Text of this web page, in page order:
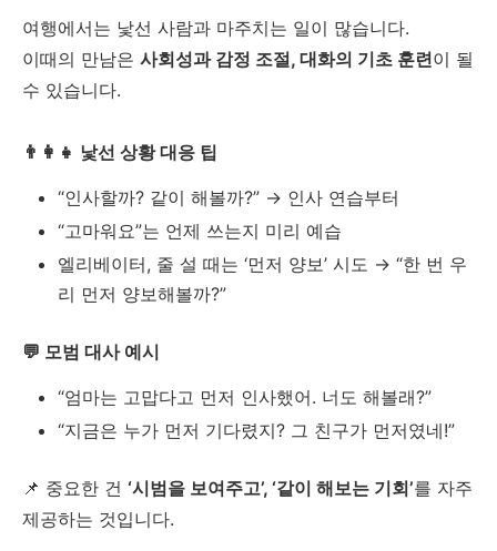
여행에서는 낯선 사람과 마주치는 일이 많습니다.
이때의 만남은 사회성과 감정 조절, 대화의 기초 훈련이 될
수 있습니다.
👨‍👩‍👧 낯선 상황 대응 팁
“인사할까? 같이 해볼까?” → 인사 연습부터
“고마워요”는 언제 쓰는지 미리 예습
엘리베이터, 줄 설 때는 ‘먼저 양보’ 시도 → “한 번 우
리 먼저 양보해볼까?”
💬 모범 대사 예시
“엄마는 고맙다고 먼저 인사했어. 너도 해볼래?”
“지금은 누가 먼저 기다렸지? 그 친구가 먼저였네!”
📌 중요한 건 ‘시범을 보여주고’, ‘같이 해보는 기회’를 자주
제공하는 것입니다.